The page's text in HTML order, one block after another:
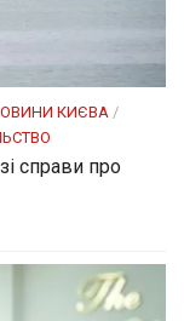
КИЄВА /
справи про